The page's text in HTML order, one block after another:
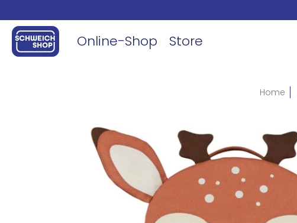
Online-Shop Store
Home